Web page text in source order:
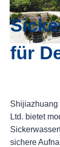
Shijiazhuang
Ltd. bietet
sichere
für
Kontakt